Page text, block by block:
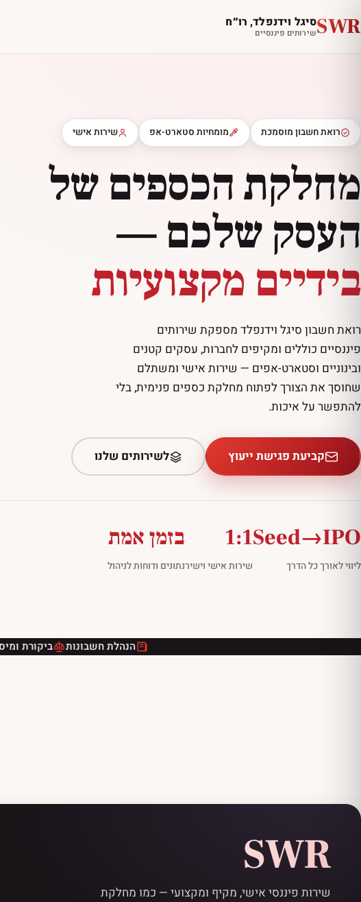
SWRסיגל וידנפלד, רו״ח
שירותים פיננסיים
רואת חשבון מוסמכת מומחיות סטארט-אפ שירות אישי
מחלקת הכספים של
העסק שלכם —
בידיים מקצועיות
רואת חשבון סיגל וידנפלד מספקת שירותים
פיננסיים כוללים ומקיפים לחברות, עסקים קטנים
ובינוניים וסטארט-אפים — שירות אישי ומשתלם
שחוסך את הצורך לפתוח מחלקת כספים פנימית, בלי
להתפשר על איכות.
קביעת פגישת ייעוץ לשירותים שלנו
Seed→IPO
ליווי לאורך כל הדרך
1:1
שירות אישי וישיר
בזמן אמת
נתונים ודוחות לניהול
הנהלת חשבונות ביקורת
SWR
שירות פיננסי אישי, מקיף ומקצועי — כמו מחלקת